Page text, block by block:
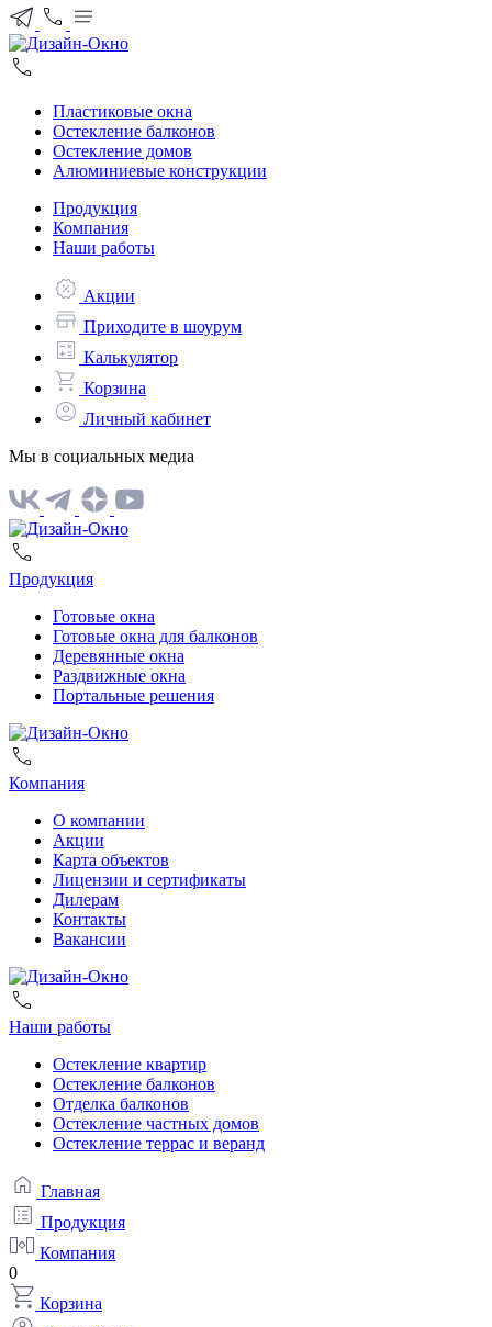
Пластиковые окна
Остекление балконов
Остекление домов
Алюминиевые конструкции
Продукция
Компания
Наши работы
Акции
Приходите в шоурум
Калькулятор
Корзина
Личный кабинет
Мы в социальных медиа
Продукция
Готовые окна
Готовые окна для балконов
Деревянные окна
Раздвижные окна
Портальные решения
Компания
О компании
Акции
Карта объектов
Лицензии и сертификаты
Дилерам
Контакты
Вакансии
Наши работы
Остекление квартир
Остекление балконов
Отделка балконов
Остекление частных домов
Остекление террас и веранд
Главная
Продукция
Компания
0
Корзина